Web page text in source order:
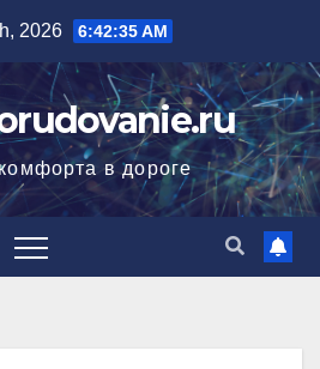
2026 6:42:36 AM
в дороге